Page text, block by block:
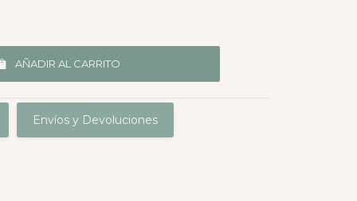
AÑADIR AL CARRITO
Envíos y Devoluciones